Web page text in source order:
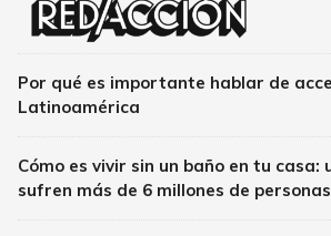
Por qué es importante hablar de
Latinoamérica
Cómo es vivir sin un baño en tu casa:
sufren más de 6 millones de